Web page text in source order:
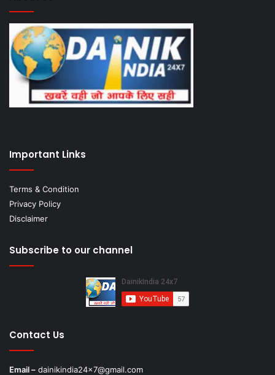
Important Links
Terms & Condition
Privacy Policy
Disclaimer
Subscribe to our channel
Contact Us
Email – dainikindia24x7@gmail.com